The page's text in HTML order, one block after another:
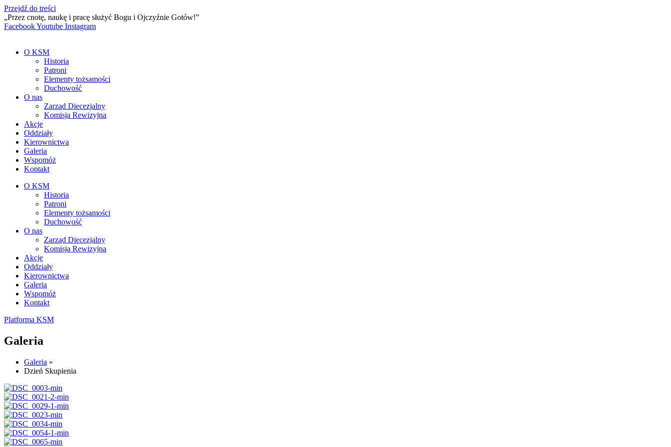
Przejdź do treści
„Przez cnotę, naukę i pracę służyć Bogu i Ojczyźnie Gotów!”
FacebookYoutube Instagram
O KSM
Historia
Patroni
Elementy tożsamości
Duchowość
O nas
Zarząd Diecezjalny
Komisja Rewizyjna
Akcje
Oddziały
Kierownictwa
Galeria
Wspomóż
Kontakt
O KSM
Historia
Patroni
Elementy tożsamości
Duchowość
O nas
Zarząd Diecezjalny
Komisja Rewizyjna
Akcje
Oddziały
Kierownictwa
Galeria
Wspomóż
Kontakt
Platforma KSM
Galeria
Galeria »
Dzień Skupienia